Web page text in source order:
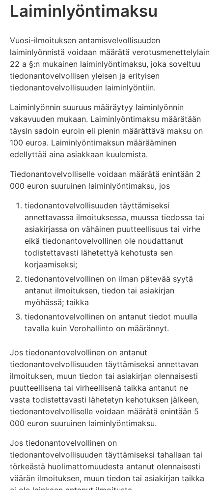
Laiminlyöntimaksu
Vuosi-ilmoituksen antamisvelvollisuuden
laiminlyönnistä voidaan määrätä verotusmenettelylain
22 a §:n mukainen laiminlyöntimaksu, joka soveltuu
tiedonantovelvollisen yleisen ja erityisen
tiedonantovelvollisuuden laiminlyöntiin.
Laiminlyönnin suuruus määräytyy laiminlyönnin
vakavuuden mukaan. Laiminlyöntimaksu määrätään
täysin sadoin euroin eli pienin määrättävä maksu on
100 euroa. Laiminlyöntimaksun määrääminen
edellyttää aina asiakkaan kuulemista.
Tiedonantovelvolliselle voidaan määrätä enintään 2
000 euron suuruinen laiminlyöntimaksu, jos
tiedonantovelvollisuuden täyttämiseksi
annettavassa ilmoituksessa, muussa tiedossa tai
asiakirjassa on vähäinen puutteellisuus tai virhe
eikä tiedonantovelvollinen ole noudattanut
todistettavasti lähetettyä kehotusta sen
korjaamiseksi;
tiedonantovelvollinen on ilman pätevää syytä
antanut ilmoituksen, tiedon tai asiakirjan
myöhässä; taikka
tiedonantovelvollinen on antanut tiedot muulla
tavalla kuin Verohallinto on määrännyt.
Jos tiedonantovelvollinen on antanut
tiedonantovelvollisuuden täyttämiseksi annettavan
ilmoituksen, muun tiedon tai asiakirjan olennaisesti
puutteellisena tai virheellisenä taikka antanut ne
vasta todistettavasti lähetetyn kehotuksen jälkeen,
tiedonantovelvolliselle voidaan määrätä enintään 5
000 euron suuruinen laiminlyöntimaksu.
Jos tiedonantovelvollinen on
tiedonantovelvollisuuden täyttämiseksi tahallaan tai
törkeästä huolimattomuudesta antanut olennaisesti
väärän ilmoituksen, muun tiedon tai asiakirjan taikka